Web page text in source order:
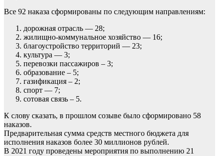
Все 92 наказа сформированы по следующим направлениям:
дорожная отрасль — 28;
жилищно-коммунальное хозяйство — 16;
благоустройство территорий — 23;
культура — 3;
перевозки пассажиров – 3;
образование – 5;
газификация – 2;
спорт — 7;
сотовая связь – 5.
К слову сказать, в прошлом созыве было сформировано 58
наказов.
Предварительная сумма средств местного бюджета для
исполнения наказов более 30 миллионов рублей.
В 2021 году проведены мероприятия по выполнению 21